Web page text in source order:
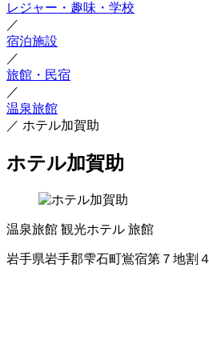
レジャー・趣味・学校
／
宿泊施設
／
旅館・民宿
／
温泉旅館
／ ホテル加賀助
ホテル加賀助
温泉旅館 観光ホテル 旅館
岩手県岩手郡雫石町鴬宿第７地割